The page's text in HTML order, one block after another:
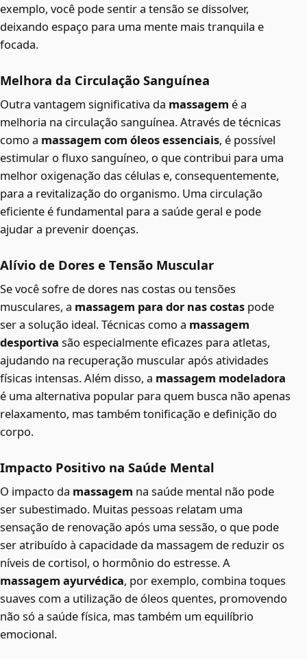
exemplo, você pode sentir a tensão se dissolver,
deixando espaço para uma mente mais tranquila e
focada.
Melhora da Circulação Sanguínea
Outra vantagem significativa da massagem é a
melhoria na circulação sanguínea. Através de técnicas
como a massagem com óleos essenciais, é possível
estimular o fluxo sanguíneo, o que contribui para uma
melhor oxigenação das células e, consequentemente,
para a revitalização do organismo. Uma circulação
eficiente é fundamental para a saúde geral e pode
ajudar a prevenir doenças.
Alívio de Dores e Tensão Muscular
Se você sofre de dores nas costas ou tensões
musculares, a massagem para dor nas costas pode
ser a solução ideal. Técnicas como a massagem
desportiva são especialmente eficazes para atletas,
ajudando na recuperação muscular após atividades
físicas intensas. Além disso, a massagem modeladora
é uma alternativa popular para quem busca não apenas
relaxamento, mas também tonificação e definição do
corpo.
Impacto Positivo na Saúde Mental
O impacto da massagem na saúde mental não pode
ser subestimado. Muitas pessoas relatam uma
sensação de renovação após uma sessão, o que pode
ser atribuído à capacidade da massagem de reduzir os
níveis de cortisol, o hormônio do estresse. A
massagem ayurvédica, por exemplo, combina toques
suaves com a utilização de óleos quentes, promovendo
não só a saúde física, mas também um equilíbrio
emocional.